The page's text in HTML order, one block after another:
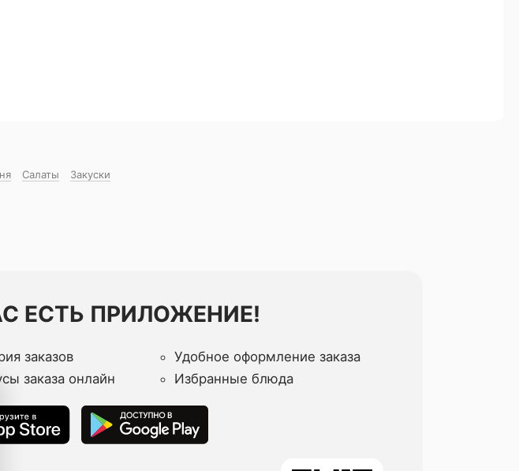
Салаты
Закуски
ЕСТЬ ПРИЛОЖЕНИЕ!
заказов
Удобное оформление заказа
заказа онлайн
Избранные блюда